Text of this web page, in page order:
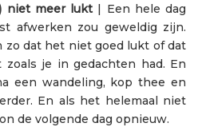
niet meer lukt | Een hele dag
afwerken zou geweldig zijn.
zo dat het niet goed lukt of dat
je in gedachten had. En
een wandeling, kop thee en
En als het helemaal niet
de volgende dag opnieuw.